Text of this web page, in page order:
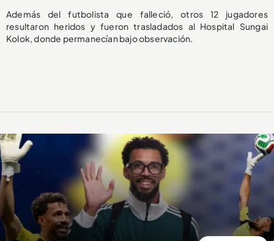
Además del futbolista que falleció, otros 12 jugadores
resultaron heridos y fueron trasladados al Hospital Sungai
Kolok, donde permanecían bajo observación.